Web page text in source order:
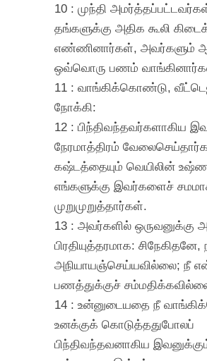
10 : முந்தி
தங்களுக்கு அதிக கூலி
எண்ணினார்கள், அவர்களும்
ஒவ்வொரு பணம்
11 : வாங்கிக்கொண்டு,
நோக்கி:
12 : பிந்திவந்தவர்களாகிய
நேரமாத்திரம்
கஷ்டத்தையும் வெயிலின்
எங்களுக்கு இவர்களைச்
முறுமுறுத்தார்கள்.
13 : அவர்களில் ஒருவனுக்கு
பிரதியுத்தரமாக:
அநியாயஞ்செய்யவில்லை; நீ
பணத்துக்குச்
14 : உன்னுடையதை நீ
உனக்குக் கொடுத்ததுபோலப்
பிந்திவந்தவனாகிய